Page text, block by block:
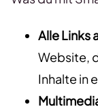
Alle Links
Website,
Inhalte in